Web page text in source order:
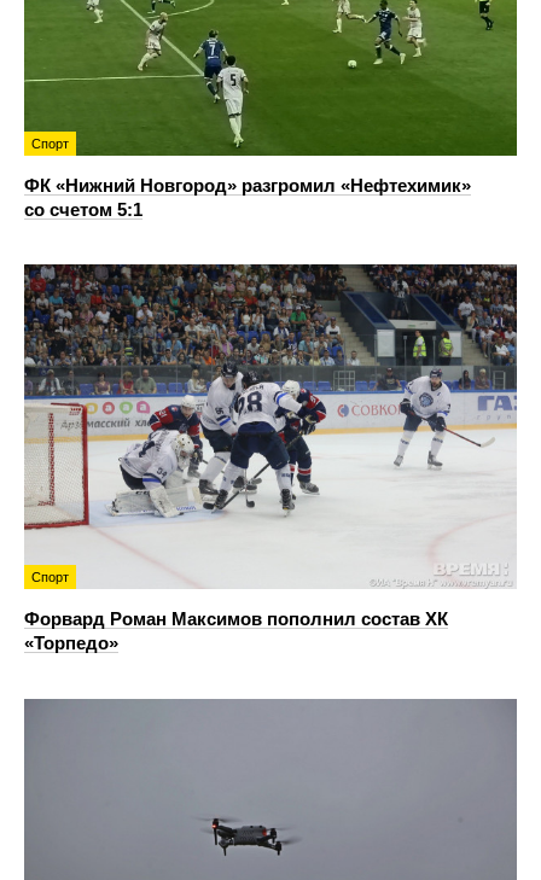
Спорт
ФК «Нижний Новгород» разгромил «Нефтехимик»
со счетом 5:1
Спорт
Форвард Роман Максимов пополнил состав ХК
«Торпедо»